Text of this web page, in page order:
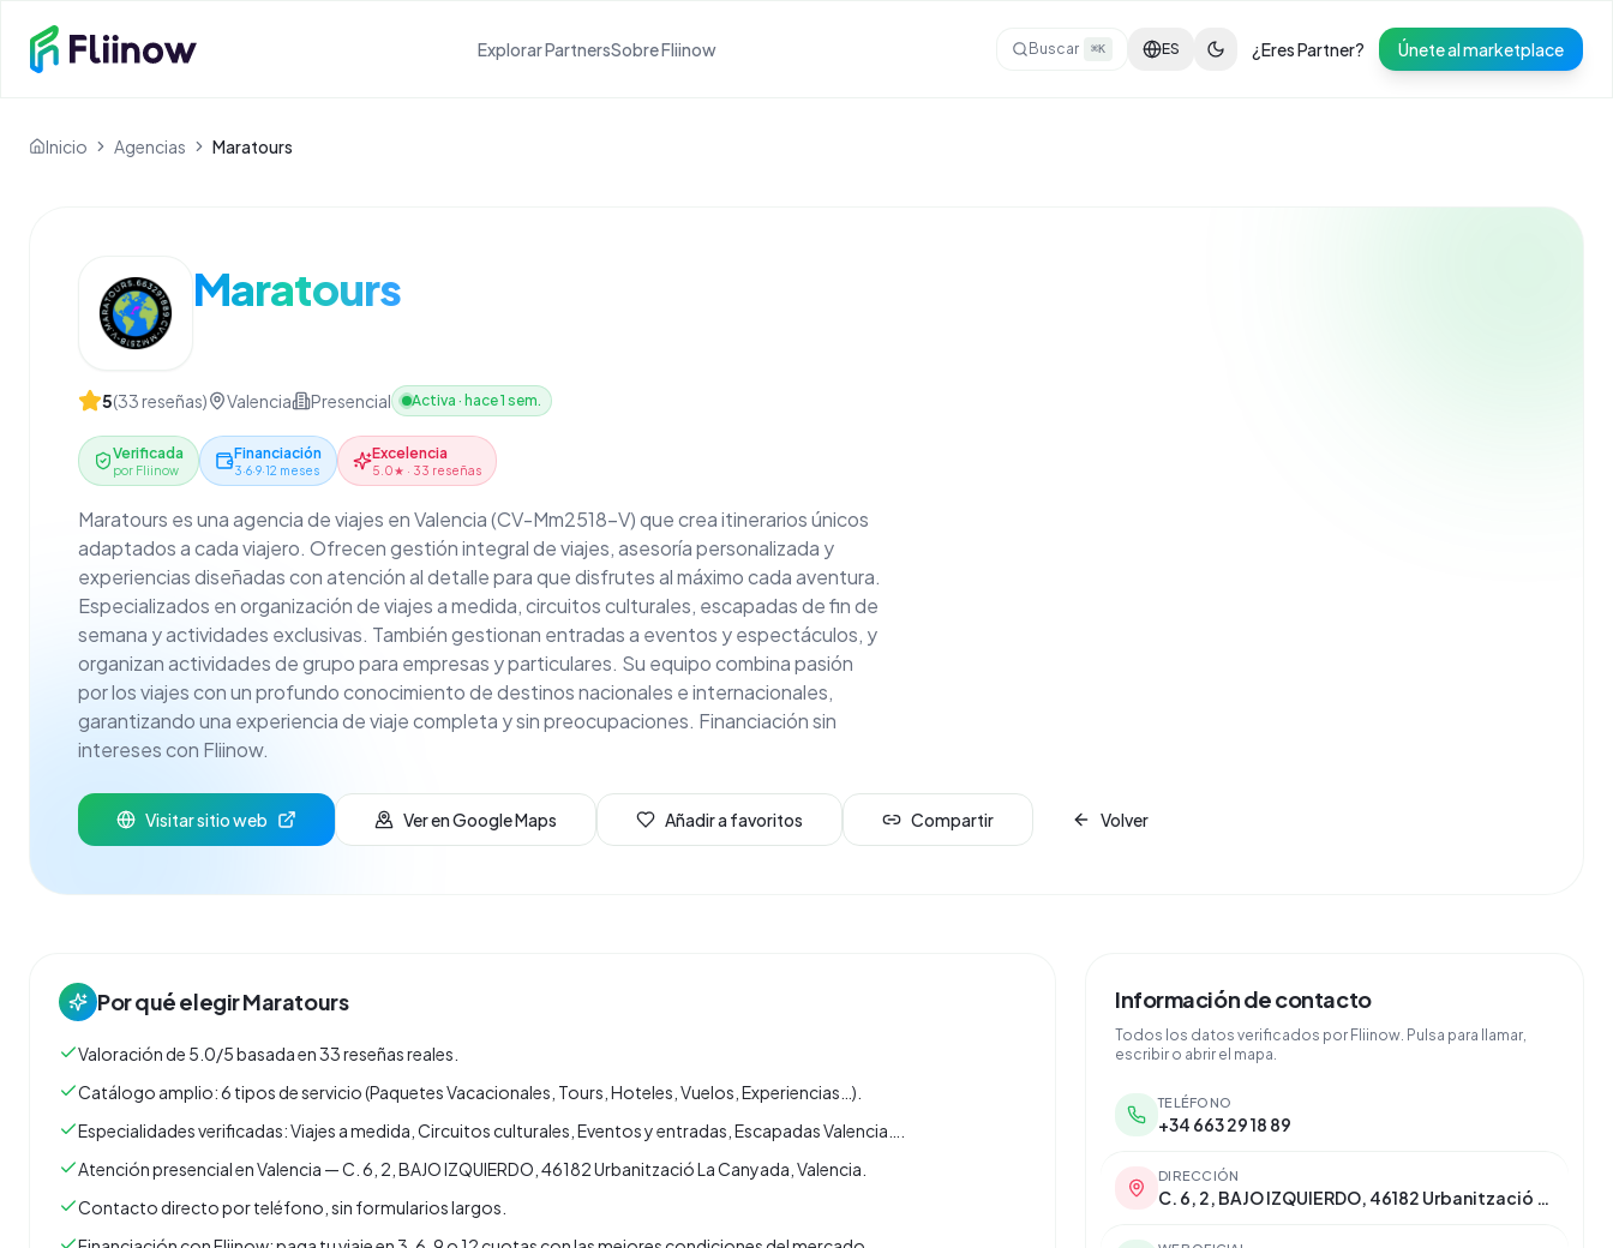
Explorar PartnersSobre Fliinow Buscar ⌘K ES ¿Eres Partner? Únete al marketplace
Inicio Agencias Maratours
Maratours
5(33reseñas) Valencia Presencial Activa · hace 1 sem.
Verificada
por Fliinow
Financiación
3·6·9·12 meses
Excelencia
5.0★ · 33 reseñas
Maratours es una agencia de viajes en Valencia (CV-Mm2518-V) que crea itinerarios únicos
adaptados a cada viajero. Ofrecen gestión integral de viajes, asesoría personalizada y
experiencias diseñadas con atención al detalle para que disfrutes al máximo cada aventura.
Especializados en organización de viajes a medida, circuitos culturales, escapadas de fin de
semana y actividades exclusivas. También gestionan entradas a eventos y espectáculos, y
organizan actividades de grupo para empresas y particulares. Su equipo combina pasión
por los viajes con un profundo conocimiento de destinos nacionales e internacionales,
garantizando una experiencia de viaje completa y sin preocupaciones. Financiación sin
intereses con Fliinow.
Visitar sitio web Ver en Google Maps Añadir a favoritos Compartir Volver
Por qué elegirMaratours
Valoración de 5.0/5 basada en 33 reseñas reales.
Catálogo amplio: 6 tipos de servicio (Paquetes Vacacionales, Tours, Hoteles, Vuelos, Experiencias…).
Especialidades verificadas: Viajes a medida, Circuitos culturales, Eventos y entradas, Escapadas Valencia….
Atención presencial en Valencia — C. 6, 2, BAJO IZQUIERDO, 46182 Urbanització La Canyada, Valencia.
Contacto directo por teléfono, sin formularios largos.
Información de contacto
Todos los datos verificados por Fliinow. Pulsa para llamar,
escribir o abrir el mapa.
TELÉFONO
+34 663 29 18 89
DIRECCIÓN
C. 6, 2, BAJO IZQUIERDO, 46182 Urbanització La Canyada, Valencia